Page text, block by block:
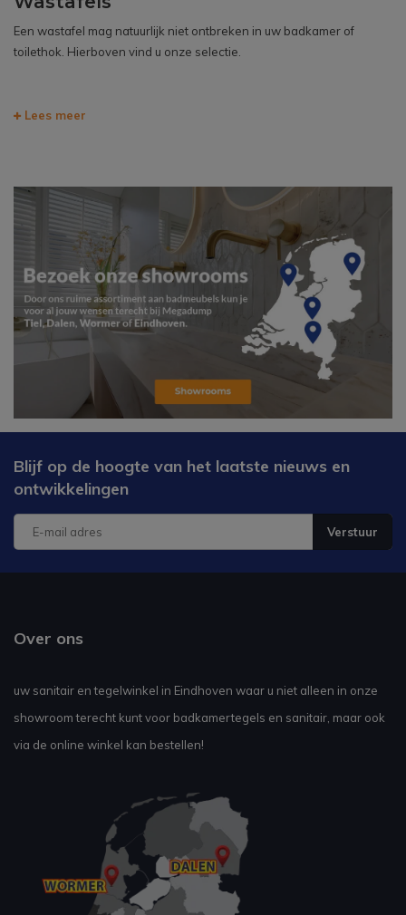
Een wastafel mag natuurlijk niet ontbreken in uw badkamer of
toilethok. Hierboven vind u onze selectie.
Lees meer
Blijf op de hoogte van het laatste nieuws en
ontwikkelingen
Verstuur
Over ons
uw sanitair en tegelwinkel in Eindhoven waar u niet alleen in onze
showroom terecht kunt voor badkamertegels en sanitair, maar ook
via de online winkel kan bestellen!